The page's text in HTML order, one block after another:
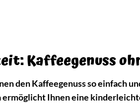
Kaffeegenuss
den Kaffeegenuss so einfach
Ihnen eine